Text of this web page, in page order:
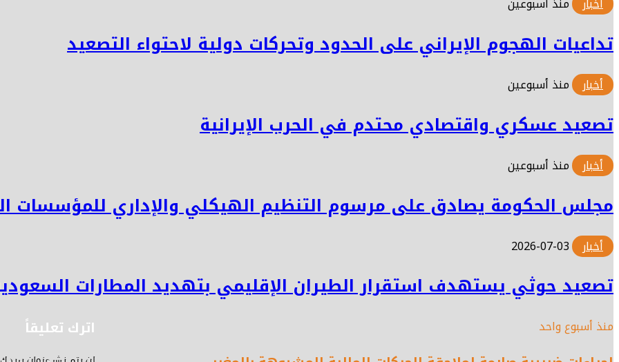
تداعيات الهجوم الإيراني على الحدود وتحركات دولية لاحتواء التصعيد
أخبار منذ أسبوعين
تصعيد عسكري واقتصادي محتدم في الحرب الإيرانية
أخبار منذ أسبوعين
مجلس الحكومة يصادق على مرسوم التنظيم الهيكلي والإداري للمؤسسات
أخبار 2026-07-03
​تصعيد حوثي يستهدف استقرار الطيران الإقليمي بتهديد المطارات
منذ أسبوع واحد اترك تعليقاً